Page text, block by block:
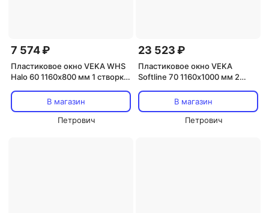
7 574 ₽
Пластиковое окно VEKA WHS
Halo 60 1160х800 мм 1 створка
В магазин
Петрович
23 523 ₽
Пластиковое окно VEKA
Softline 70 1160х1000 мм 2
поворотно-откидная
двухкамерное с
энергосбережением
В магазин
Петрович